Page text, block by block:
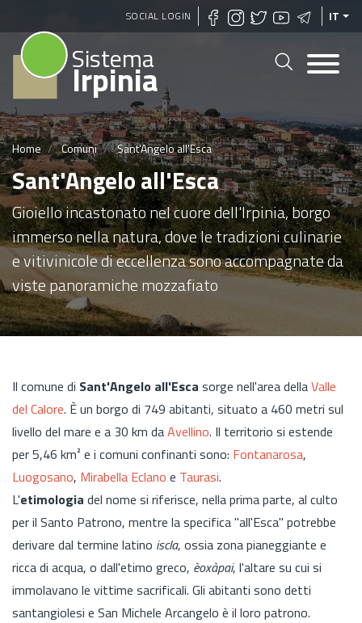
Salta
al
SOCIAL LOGIN IT
Sistema
Irpinia
Home Comuni Sant'Angelo all'Esca
Sant'Angelo all'Esca
Gioiello incastonato nel cuore dell'Irpinia, borgo
immerso nella natura, dove le tradizioni culinarie
e vitivinicole di eccellenza sono accompagnate da
viste panoramiche mozzafiato
Il comune di Sant'Angelo all'Esca sorge nell'area dellaValle
del Calore. È un borgo di 749 abitanti, situato a 460 metri sul
livello del mare e a 30 km daAvellino. Il territorio si estende
per 5,46 km² e i comuni confinanti sono: Fontanarosa,
Luogosano, Mirabella Eclano e Taurasi.
L'etimologia del nome si riferisce, nella prima parte, al culto
per il Santo Patrono, mentre la specifica "all'Esca" potrebbe
derivare dal termine latino iscla, ossia zona pianeggiante e
ricca di acqua, o dall'etimo greco, èoxàpai, l'altare su cui si
immolavano le vittime sacrificali. Gli abitanti sono detti
santangiolesi e San Michele Arcangelo è il loro patrono.